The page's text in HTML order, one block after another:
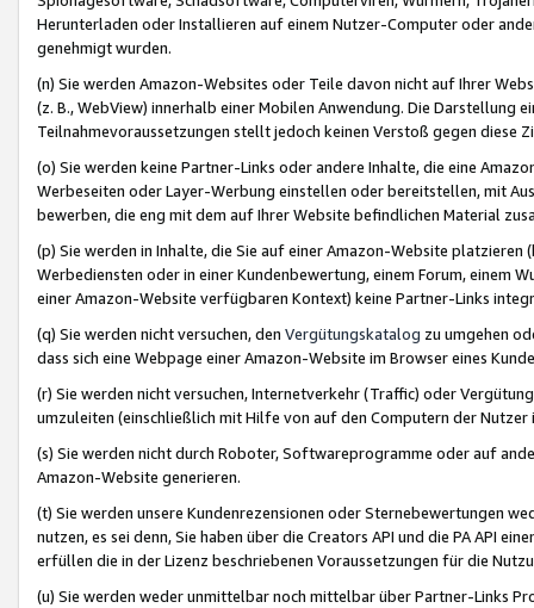
Herunterladen oder Installieren auf einem Nutzer-Computer oder
genehmigt wurden.
(n) Sie werden Amazon-Websites oder Teile davon nicht auf Ihrer
(z. B., WebView) innerhalb einer Mobilen Anwendung. Die Darstellung
Teilnahmevoraussetzungen stellt jedoch keinen Verstoß gegen diese
(o) Sie werden keine Partner-Links oder andere Inhalte, die eine
Werbeseiten oder Layer-Werbung einstellen oder bereitstellen, mit
bewerben, die eng mit dem auf Ihrer Website befindlichen Material
(p) Sie werden in Inhalte, die Sie auf einer Amazon-Website
Werbediensten oder in einer Kundenbewertung, einem Forum, einem
einer Amazon-Website verfügbaren Kontext) keine Partner-Links
(q) Sie werden nicht versuchen, den Vergütungskatalog zu umgehen
dass sich eine Webpage einer Amazon-Website im Browser eines
(r) Sie werden nicht versuchen, Internetverkehr (Traffic) oder
umzuleiten (einschließlich mit Hilfe von auf den Computern der
(s) Sie werden nicht durch Roboter, Softwareprogramme oder auf
Amazon-Website generieren.
(t) Sie werden unsere Kundenrezensionen oder Sternebewertungen
nutzen, es sei denn, Sie haben über die Creators API und die PA API
erfüllen die in der Lizenz beschriebenen Voraussetzungen für die
(u) Sie werden weder unmittelbar noch mittelbar über Partner-Links